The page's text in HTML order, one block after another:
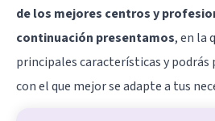
de los mejores centros y
continuación presentamos, en la
principales características y
con el que mejor se adapte a tus